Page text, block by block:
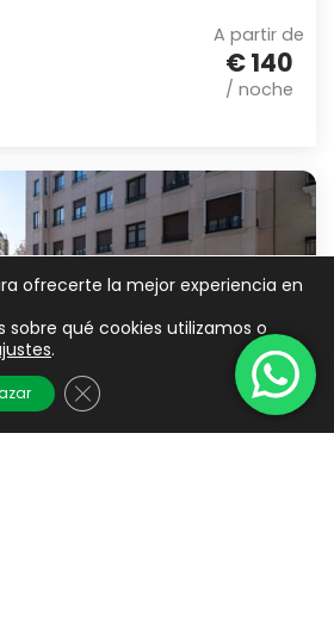
A partir de
€ 140
/ noche
ofrecerte la mejor experiencia en
sobre qué cookies utilizamos o
.
Cerrar el banner de cookies